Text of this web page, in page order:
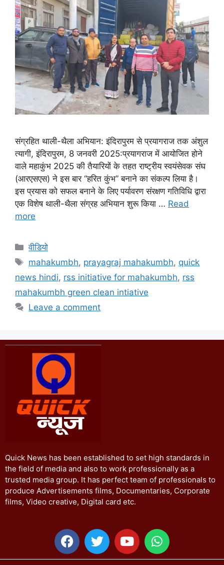
संग्रहित थाली-थैला अभियान: इंदिरापुरम से प्रयागराज तक अंशुल
त्यागी, इंदिरापुरम, 8 जनवरी 2025:प्रयागराज में आयोजित होने
वाले महाकुंभ 2025 की तैयारियों के तहत राष्ट्रीय स्वयंसेवक संघ
(आरएसएस) ने इस बार “हरित कुंभ” बनाने का संकल्प लिया है।
इस प्रयास को सफल बनाने के लिए पर्यावरण संरक्षण गतिविधि द्वारा
एक विशेष थाली-थैला संग्रह अभियान शुरू किया … Read
more
वीडियो
mahakumbh, prayagraj mahakumbh, quick
news hindi, rss initiative for mahakumbh, rss
mahakumbh green clean intiative
Leave a comment
Quick News has been established to set high standards in
the field of media and also to work professionally as a
trusted media group. It has perfect team of professionals to
produce Advertisements films, Documentaries, Corporate
films, Video creative, Digital card etc.